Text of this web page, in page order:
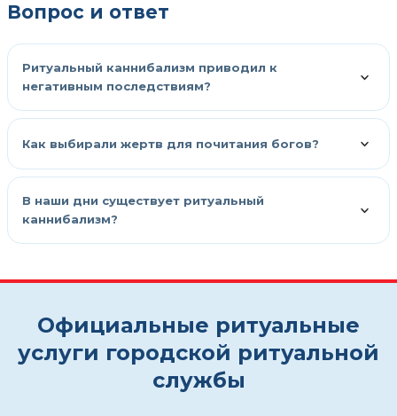
Вопрос и ответ
Ритуальный каннибализм приводил к
негативным последствиям?
Как выбирали жертв для почитания богов?
В наши дни существует ритуальный
каннибализм?
Официальные ритуальные
услуги городской ритуальной
службы